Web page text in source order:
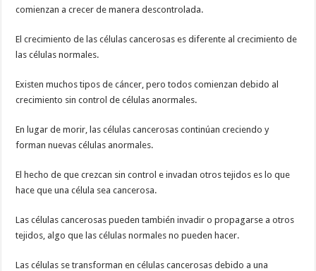
comienzan a crecer de manera descontrolada.
El crecimiento de las células cancerosas es diferente al crecimiento de
las células normales.
Existen muchos tipos de cáncer, pero todos comienzan debido al
crecimiento sin control de células anormales.
En lugar de morir, las células cancerosas continúan creciendo y
forman nuevas células anormales.
El hecho de que crezcan sin control e invadan otros tejidos es lo que
hace que una célula sea cancerosa.
Las células cancerosas pueden también invadir o propagarse a otros
tejidos, algo que las células normales no pueden hacer.
Las células se transforman en células cancerosas debido a una